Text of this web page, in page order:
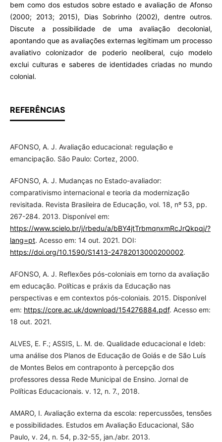
bem como dos estudos sobre estado e avaliação de Afonso
(2000; 2013; 2015), Dias Sobrinho (2002), dentre outros.
Discute a possibilidade de uma avaliação decolonial,
apontando que as avaliações externas legitimam um processo
avaliativo colonizador de poderio neoliberal, cujo modelo
exclui culturas e saberes de identidades criadas no mundo
colonial.
REFERÊNCIAS
AFONSO, A. J. Avaliação educacional: regulação e
emancipação. São Paulo: Cortez, 2000.
AFONSO, A. J. Mudanças no Estado-avaliador:
comparativismo internacional e teoria da modernização
revisitada. Revista Brasileira de Educação, vol. 18, nº 53, pp.
267-284. 2013. Disponível em:
https://www.scielo.br/j/rbedu/a/bBY4jtTrbmqnxmRcJrQkpqj/?
lang=pt. Acesso em: 14 out. 2021. DOI:
https://doi.org/10.1590/S1413-24782013000200002.
AFONSO, A. J. Reflexões pós-coloniais em torno da avaliação
em educação. Políticas e práxis da Educação nas
perspectivas e em contextos pós-coloniais. 2015. Disponível
em: https://core.ac.uk/download/154276884.pdf. Acesso em:
18 out. 2021.
ALVES, E. F.; ASSIS, L. M. de. Qualidade educacional e Ideb:
uma análise dos Planos de Educação de Goiás e de São Luís
de Montes Belos em contraponto à percepção dos
professores dessa Rede Municipal de Ensino. Jornal de
Políticas Educacionais. v. 12, n. 7., 2018.
AMARO, I. Avaliação externa da escola: repercussões, tensões
e possibilidades. Estudos em Avaliação Educacional, São
Paulo, v. 24, n. 54, p.32-55, jan./abr. 2013.